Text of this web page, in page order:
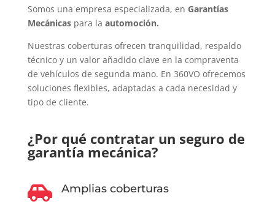
Somos una empresa especializada, en Garantías
Mecánicaspara la automoción.
Nuestras coberturas ofrecen tranquilidad, respaldo
técnico y un valor añadido clave en la compraventa
de vehículos de segunda mano. En 360VO ofrecemos
soluciones flexibles, adaptadas a cada necesidad y
tipo de cliente.
¿Por qué contratar un seguro de
garantía mecánica?
 Amplias coberturas